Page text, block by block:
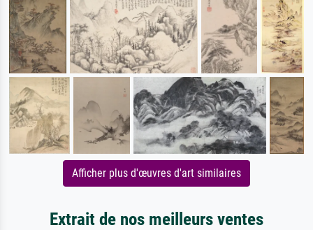
Afficher plus d'œuvres d'art similaires
Extrait de nos meilleurs ventes